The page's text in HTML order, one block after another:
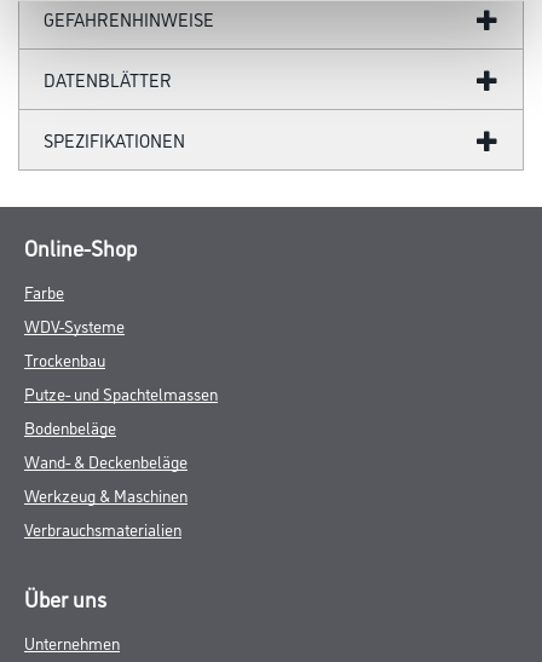
GEFAHRENHINWEISE
DATENBLÄTTER
SPEZIFIKATIONEN
Online-Shop
Farbe
WDV-Systeme
Trockenbau
Putze- und Spachtelmassen
Bodenbeläge
Wand- & Deckenbeläge
Werkzeug & Maschinen
Verbrauchsmaterialien
Über uns
Unternehmen